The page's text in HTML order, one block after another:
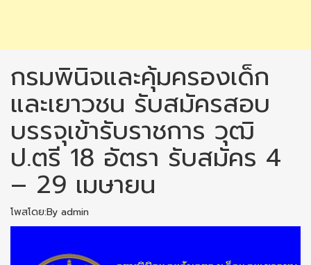
กรมพินิจและคุ้มครองเด็ก
และเยาวชน รับสมัครสอบ
บรรจุเข้ารับราชการ วุฒิ
ป.ตรี 18 อัตรา รับสมัคร 4
– 29 เมษายน
โพสโดย:By admin